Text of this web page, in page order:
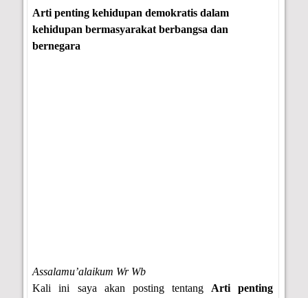
Arti penting kehidupan demokratis dalam
kehidupan bermasyarakat berbangsa dan
bernegara
Assalamu’alaikum Wr Wb
Kali ini saya akan posting tentang Arti penting